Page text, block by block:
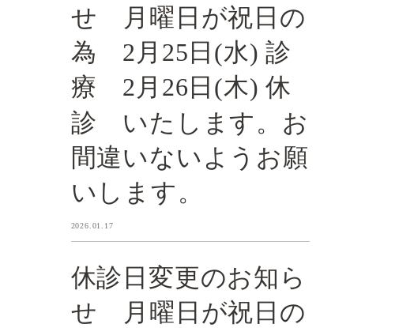
せ 月曜日が祝日の
為 2月25日(水) 診
療 2月26日(木) 休
診 いたします。お
間違いないようお願
いします。
2026.01.17
休診日変更のお知ら
せ 月曜日が祝日の